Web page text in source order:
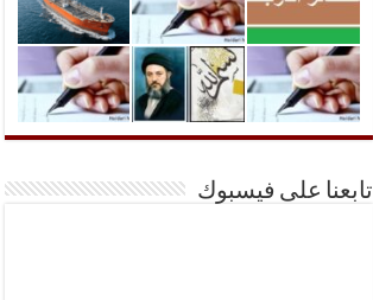
تابعنا على فيسبوك